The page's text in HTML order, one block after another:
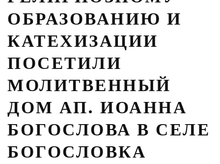
ОБРАЗОВАНИЮ И
КАТЕХИЗАЦИИ
ПОСЕТИЛИ
МОЛИТВЕННЫЙ
ДОМ АП. ИОАННА
БОГОСЛОВА В СЕЛЕ
БОГОСЛОВКА